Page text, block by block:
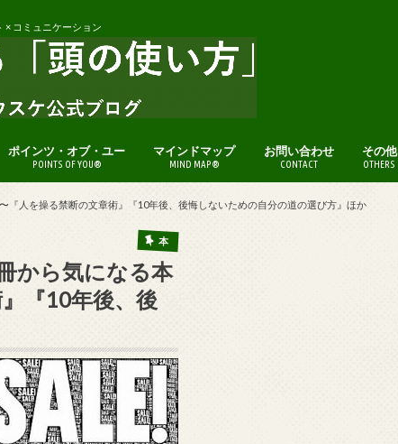
× コミュニケーション
ポインツ・オブ・ユー
POINTS OF YOU®
マインドマップ
MIND MAP®
お問い合わせ
CONTACT
その他
OTHERS
人を操る禁断の文章術』『10年後、後悔しないための自分の道の選び方』ほか
本
から気になる本
『10年後、後